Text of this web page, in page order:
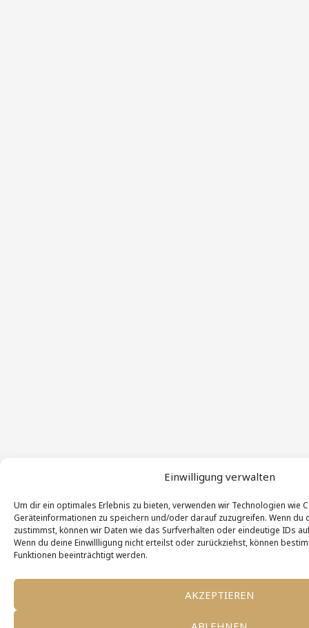
Einwilligung verwalten
Um dir ein optimales Erlebnis zu bieten, verwenden wir Technologien wie
Geräteinformationen zu speichern und/oder darauf zuzugreifen. Wenn du
zustimmst, können wir Daten wie das Surfverhalten oder eindeutige IDs
Wenn du deine Einwillligung nicht erteilst oder zurückziehst, können
Funktionen beeinträchtigt werden.
AKZEPTIEREN